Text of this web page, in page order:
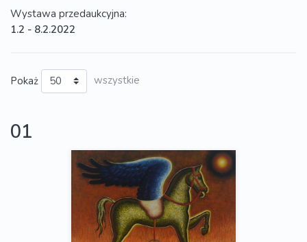
Wystawa przedaukcyjna:
1.2 - 8.2.2022
Pokaż wszystkie
01